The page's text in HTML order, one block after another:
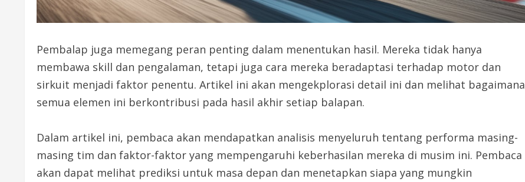
Pembalap juga memegang peran penting dalam menentukan hasil. Mereka tidak hanya
membawa skill dan pengalaman, tetapi juga cara mereka beradaptasi terhadap motor dan
sirkuit menjadi faktor penentu. Artikel ini akan mengekplorasi detail ini dan melihat bagaimana
semua elemen ini berkontribusi pada hasil akhir setiap balapan.
Dalam artikel ini, pembaca akan mendapatkan analisis menyeluruh tentang performa masing-
masing tim dan faktor-faktor yang mempengaruhi keberhasilan mereka di musim ini. Pembaca
akan dapat melihat prediksi untuk masa depan dan menetapkan siapa yang mungkin